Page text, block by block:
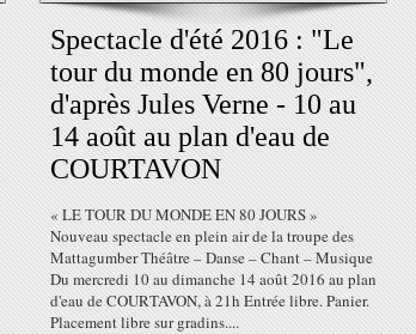
Spectacle d'été 2016 : "Le
tour du monde en 80 jours",
d'après Jules Verne - 10 au
14 août au plan d'eau de
COURTAVON
« LE TOUR DU MONDE EN 80 JOURS »
Nouveau spectacle en plein air de la troupe des
Mattagumber Théâtre – Danse – Chant – Musique
Du mercredi 10 au dimanche 14 août 2016 au plan
d'eau de COURTAVON, à 21h Entrée libre. Panier.
Placement libre sur gradins....